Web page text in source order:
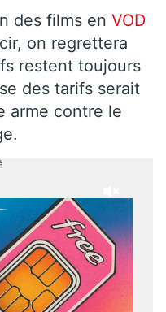
des films en VOD
on regrettera
restent toujours
des tarifs serait
arme contre le